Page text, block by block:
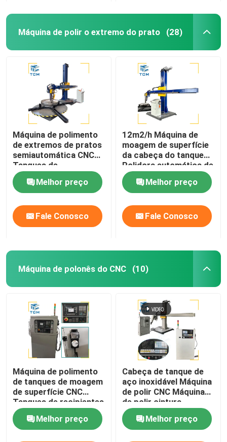
Máquina de polir o extremo do prato (28)
Máquina de polimento
de extremos de pratos
semiautomática CNC
Tanques de
armazenamento
Equipamento de
polimento de metais
Melhor preço
Fale Conosco
12m2/h Máquina de
moagem de superfície
da cabeça do tanque
Polidora automática de
aço inoxidável
Melhor preço
Fale Conosco
Máquina de polonês do CNC (10)
Máquina de polimento
de tanques de moagem
de superfície CNC
Tanques de recipientes
de metal Limpeza de
espelhosMelhor preço
Cabeça de tanque de
aço inoxidável Máquina
de polir CNC Máquina
de polir cintura
automática
Melhor preço